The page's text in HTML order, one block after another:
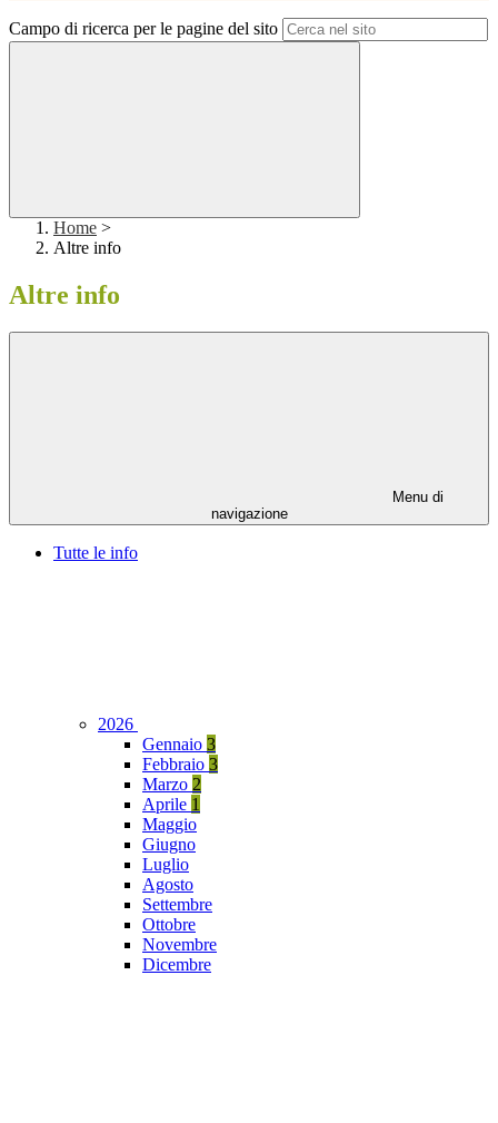
Campo di ricerca per le pagine del sito
Home >
Altre info
Altre info
Menu di
navigazione
Tutte le info
2026
Gennaio 3
Febbraio 3
Marzo 2
Aprile 1
Maggio
Giugno
Luglio
Agosto
Settembre
Ottobre
Novembre
Dicembre